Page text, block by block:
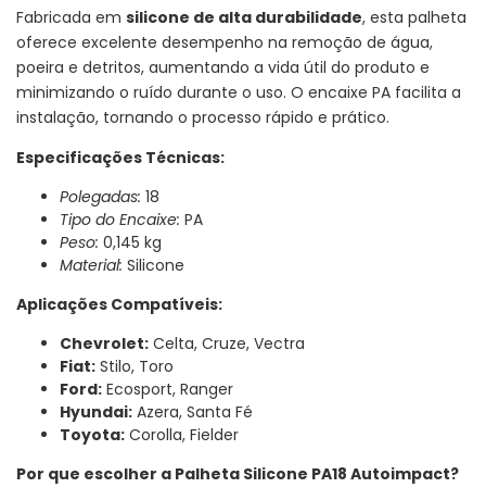
Fabricada em silicone de alta durabilidade, esta palheta
oferece excelente desempenho na remoção de água,
poeira e detritos, aumentando a vida útil do produto e
minimizando o ruído durante o uso. O encaixe PA facilita a
instalação, tornando o processo rápido e prático.
Especificações Técnicas:
Polegadas: 18
Tipo do Encaixe: PA
Peso: 0,145 kg
Material: Silicone
Aplicações Compatíveis:
Chevrolet: Celta, Cruze, Vectra
Fiat: Stilo, Toro
Ford: Ecosport, Ranger
Hyundai: Azera, Santa Fé
Toyota: Corolla, Fielder
Por que escolher a Palheta Silicone PA18 Autoimpact?